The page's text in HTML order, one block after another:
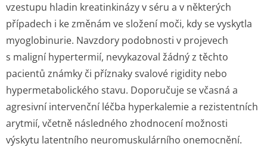
vzestupu hladin kreatinkinázy v séru a v některých
případech i ke změnám ve složení moči, kdy se vyskytla
myoglobinurie. Navzdory podobnosti v projevech
s maligní hypertermií, nevykazoval žádný z těchto
pacientů známky či příznaky svalové rigidity nebo
hypermetabolického stavu. Doporučuje se včasná a
agresivní intervenční léčba hyperkalemie a rezistentních
arytmií, včetně následného zhodnocení možnosti
výskytu latentního neuromuskulárního onemocnění.